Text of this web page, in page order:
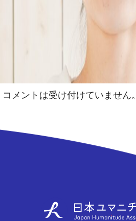
コメントは受け付けていません。